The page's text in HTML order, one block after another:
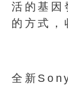
活的基因
的方式，
全新